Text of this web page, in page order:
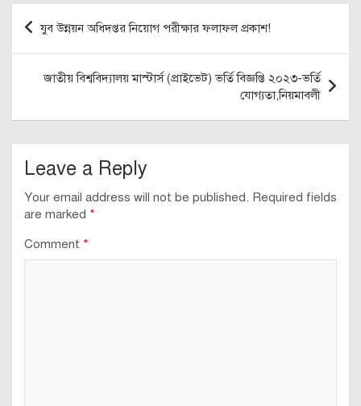
Post
navigation
যুব উন্নয়ন অধিদপ্তর নিয়োগ পরীক্ষার ফলাফল প্রকাশ!
জাতীয় বিশ্ববিদ্যালয় মাস্টার্স (প্রাইভেট) ভর্তি বিজ্ঞপ্তি ২০২৩-ভর্তি
যোগ্যতা,নিয়মাবলী
Leave a Reply
Your email address will not be published. Required fields
are marked *
Comment *